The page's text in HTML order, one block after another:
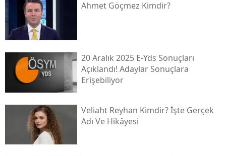
Ahmet Göçmez Kimdir?
20 Aralık 2025 E-Yds Sonuçları
Açıklandı! Adaylar Sonuçlara
Erişebiliyor
Veliaht Reyhan Kimdir? İşte Gerçek
Adı Ve Hikâyesi